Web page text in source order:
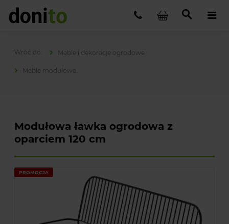
Meble i dekoracje ogrodowe
Meble modułowe
Modułowa ławka ogrodowa z
oparciem 120 cm
PROMOCJA